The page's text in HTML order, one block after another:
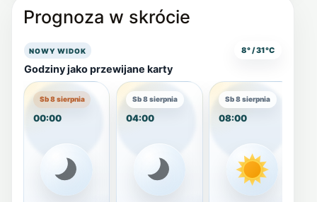
Prognoza w skrócie
NOWY WIDOK
Godziny jako przewijane karty
8° / 31°C
Sb 8 sierpnia
00:00
Sb 8 sierpnia
04:00
Sb 8 sierpnia
08:00